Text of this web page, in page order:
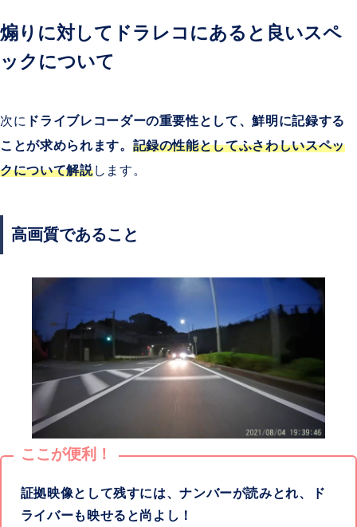
煽りに対してドラレコにあると良いスペ
ックについて
次に ドライブレコーダーの重要性として、鮮明に記録する
ことが求められます。 記録の性能としてふさわしいスペッ
クについて解説します。
高画質であること
ここが便利！
証拠映像として残すには、ナンバーが読みとれ、ド
ライバーも映せると尚よし！